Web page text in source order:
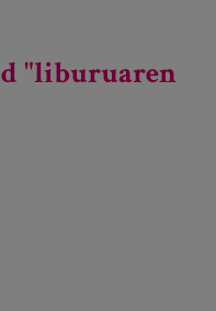
"liburuaren